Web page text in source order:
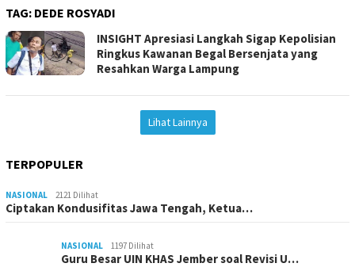
TAG: DEDE ROSYADI
INSIGHT Apresiasi Langkah Sigap Kepolisian
Ringkus Kawanan Begal Bersenjata yang
Resahkan Warga Lampung
Lihat Lainnya
TERPOPULER
NASIONAL 2121 Dilihat
Ciptakan Kondusifitas Jawa Tengah, Ketua…
NASIONAL 1197 Dilihat
Guru Besar UIN KHAS Jember soal Revisi U…